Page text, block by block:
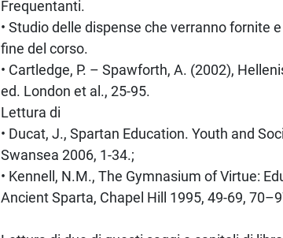
Frequentanti.
• Studio delle dispense che verranno fornite
fine del corso.
• Cartledge, P. – Spawforth, A. (2002),
ed. London et al., 25-95.
Lettura di
• Ducat, J., Spartan Education. Youth and
Swansea 2006, 1-34.;
• Kennell, N.M., The Gymnasium of Virtue:
Ancient Sparta, Chapel Hill 1995, 49-69,